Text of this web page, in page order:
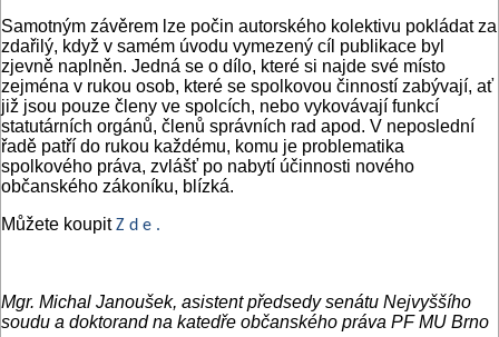
Samotným závěrem lze počin autorského kolektivu pokládat za
zdařilý, když v samém úvodu vymezený cíl publikace byl
zjevně naplněn. Jedná se o dílo, které si najde své místo
zejména v rukou osob, které se spolkovou činností zabývají, ať
již jsou pouze členy ve spolcích, nebo vykovávají funkcí
statutárních orgánů, členů správních rad apod. V neposlední
řadě patří do rukou každému, komu je problematika
spolkového práva, zvlášť po nabytí účinnosti nového
občanského zákoníku, blízká.
Můžete koupitZ d e .
Mgr. Michal Janoušek, asistent předsedy senátu Nejvyššího
soudu a doktorand na katedře občanského práva PF MU Brno